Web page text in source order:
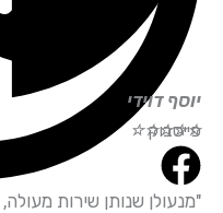
פייסבוק
יוסף דוידי
☆
☆
☆
☆
☆
"מנעולן שנותן שירות